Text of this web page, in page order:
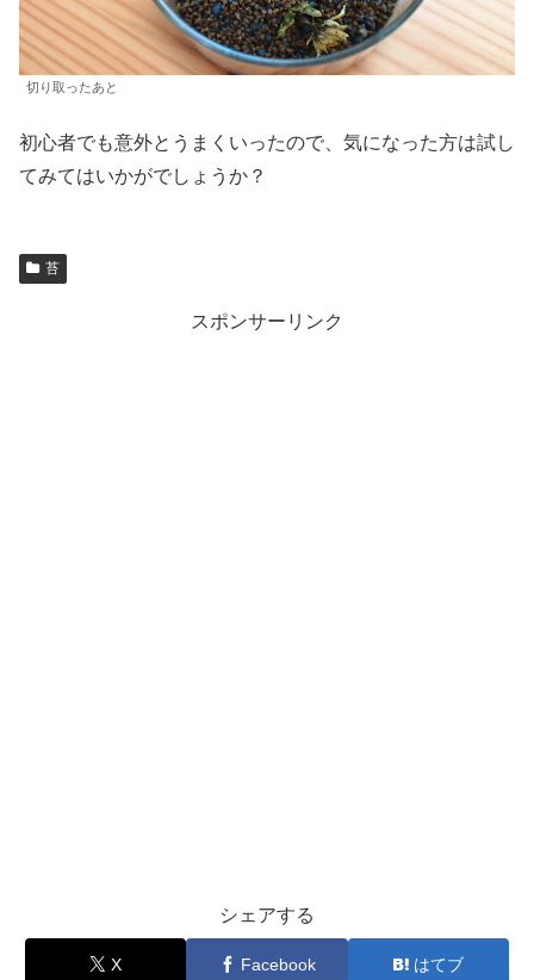
切り取ったあと
初心者でも意外とうまくいったので、気になった方は試し
てみてはいかがでしょうか？
苔
スポンサーリンク
シェアする
X Facebook はてブ